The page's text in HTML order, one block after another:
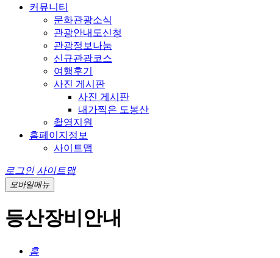
커뮤니티
문화관광소식
관광안내도신청
관광정보나눔
신규관광코스
여행후기
사진 게시판
사진 게시판
내가찍은 도봉산
촬영지원
홈페이지정보
사이트맵
로그인 사이트맵
모바일메뉴
등산장비안내
홈